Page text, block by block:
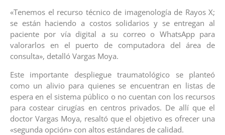
«Tenemos el recurso técnico de imagenología de Rayos X;
se están haciendo a costos solidarios y se entregan al
paciente por vía digital a su correo o WhatsApp para
valorarlos en el puerto de computadora del área de
consulta», detalló Vargas Moya.
Este importante despliegue traumatológico se planteó
como un alivio para quienes se encuentran en listas de
espera en el sistema público o no cuentan con los recursos
para costear cirugías en centros privados. De allí que el
doctor Vargas Moya, resaltó que el objetivo es ofrecer una
«segunda opción» con altos estándares de calidad.